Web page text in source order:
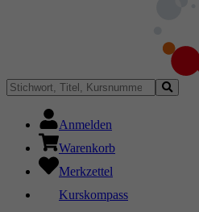
Anmelden
Warenkorb
Merkzettel
Kurskompass